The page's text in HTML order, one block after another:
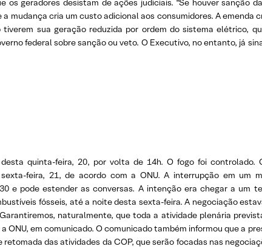
geradores desistam de ações judiciais. “Se houver sanção
mudança cria um custo adicional aos consumidores. A emenda
sua geração reduzida por ordem do sistema elétrico,
federal sobre sanção ou veto. O Executivo, no entanto, já
quinta-feira, 20, por volta de 14h. O fogo foi controlado.
feira, 21, de acordo com a ONU. A interrupção em um
e pode estender as conversas. A intenção era chegar a um
fósseis, até a noite desta sexta-feira. A negociação
naturalmente, que toda a atividade plenária
em comunicado. O comunicado também informou que a
das atividades da COP, que serão focadas nas